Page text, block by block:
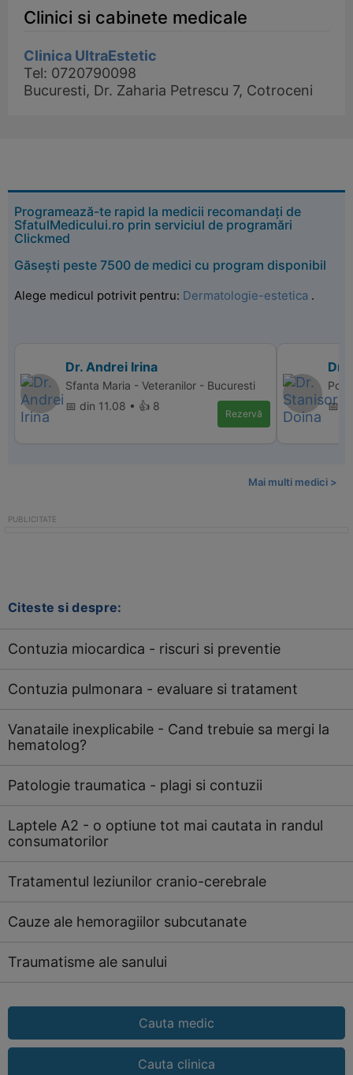
Clinici si cabinete medicale
Clinica UltraEstetic
Tel: 0720790098
Bucuresti, Dr. Zaharia Petrescu 7, Cotroceni
Programează-te rapid la medicii recomandați de
SfatulMedicului.ro prin serviciul de programări
Clickmed
Găsești peste 7500 de medici cu program disponibil
Alege medicul potrivit pentru: Dermatologie-estetica .
Dr. Andrei Irina
Sfanta Maria - Veteranilor - Bucuresti
📅 din 11.08 • 👍 8
Rezervă
Dr.
📅
Mai multi medici >
Citeste si despre:
Contuzia miocardica - riscuri si preventie
Contuzia pulmonara - evaluare si tratament
Vanataile inexplicabile - Cand trebuie sa mergi la
hematolog?
Patologie traumatica - plagi si contuzii
Laptele A2 - o optiune tot mai cautata in randul
consumatorilor
Tratamentul leziunilor cranio-cerebrale
Cauze ale hemoragiilor subcutanate
Traumatisme ale sanului
Cauta medic
Cauta clinica